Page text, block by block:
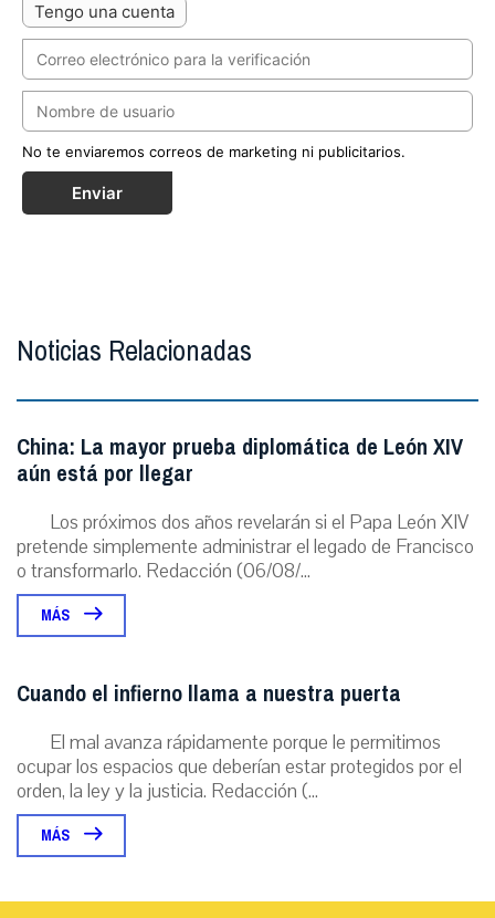
Tengo una cuenta
No te enviaremos correos de marketing ni publicitarios.
Enviar
Noticias Relacionadas
China: La mayor prueba diplomática de León XIV
aún está por llegar
Los próximos dos años revelarán si el Papa León XIV
pretende simplemente administrar el legado de Francisco
o transformarlo. Redacción (06/08/...
MÁS
Cuando el infierno llama a nuestra puerta
El mal avanza rápidamente porque le permitimos
ocupar los espacios que deberían estar protegidos por el
orden, la ley y la justicia. Redacción (...
MÁS